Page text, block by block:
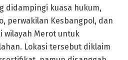
didampingi kuasa hukum,
perwakilan Kesbangpol, dan
wilayah Merot untuk
Lokasi tersebut diklaim